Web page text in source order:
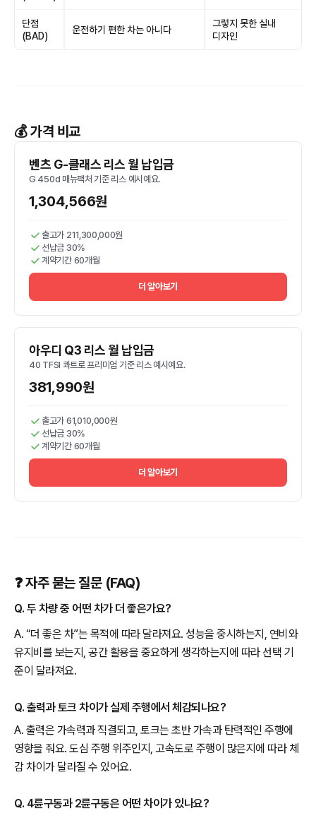
단점
(BAD)
운전하기 편한 차는 아니다
그렇지 못한 실내
디자인
💰 가격 비교
벤츠 G-클래스 리스 월 납입금
G 450d 매뉴팩처 기준 리스 예시예요.
1,304,566원
출고가 211,300,000원
선납금 30%
계약기간 60개월
더 알아보기
아우디 Q3 리스 월 납입금
40 TFSI 콰트로 프리미엄 기준 리스 예시예요.
381,990원
출고가 61,010,000원
선납금 30%
계약기간 60개월
더 알아보기
❓ 자주 묻는 질문 (FAQ)
Q. 두 차량 중 어떤 차가 더 좋은가요?
A. “더 좋은 차”는 목적에 따라 달라져요. 성능을 중시하는지, 연비와
유지비를 보는지, 공간 활용을 중요하게 생각하는지에 따라 선택 기
준이 달라져요.
Q. 출력과 토크 차이가 실제 주행에서 체감되나요?
A. 출력은 가속력과 직결되고, 토크는 초반 가속과 탄력적인 주행에
영향을 줘요. 도심 주행 위주인지, 고속도로 주행이 많은지에 따라 체
감 차이가 달라질 수 있어요.
Q. 4륜구동과 2륜구동은 어떤 차이가 있나요?